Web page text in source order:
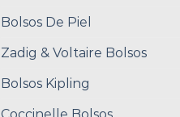
Bolsos De Piel
Zadig & Voltaire Bolsos
Bolsos Kipling
Coccinelle Bolsos